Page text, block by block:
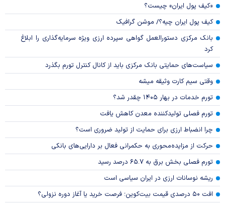
«کیف پول ایران» چیست؟
کیف پول ایران چیه؟/ موشن گرافیک
بانک مرکزی دستورالعمل گواهی سپرده ارزی ویژه سرمایه‌گذاری را ابلاغ
کرد
سیاست‌های حمایتی بانک مرکزی باید از کانال کنترل تورم بگذرد
وقتی سیم کارت وثیقه میشه
تورم خدمات در بهار ۱۴۰۵ چقدر شد؟
تورم فصلی تولیدکننده معدن کاهش یافت
چرا انضباط ارزی برای حمایت از تولید ضروری است؟
حرکت از مزایده‌محوری به حکمرانی فعال بر دارایی‌های بانکی
تورم فصلی بخش برق به ۶۵.۷ درصد رسید
ریشه نوسانات ارزی در ایران سیاسی است
افت ۵۰ درصدی قیمت بیت‌کوین؛ فرصت خرید یا آغاز دوره نزولی؟